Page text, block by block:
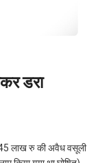
डरा
45 लाख रु की अवैध वसूली